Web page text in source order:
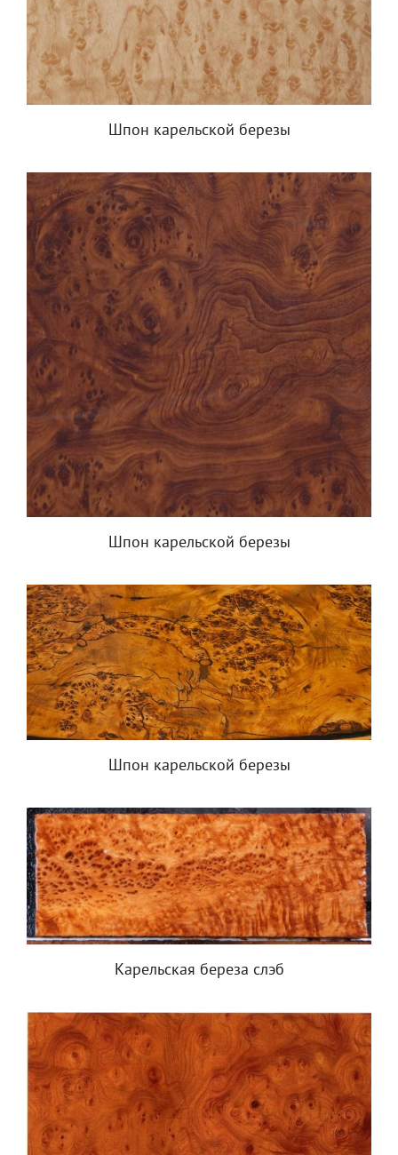
Шпон карельской березы
Шпон карельской березы
Шпон карельской березы
Карельская береза слэб